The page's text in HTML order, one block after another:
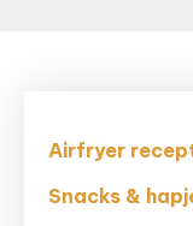
Airfryer
Snacks &